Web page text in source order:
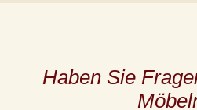
Haben Sie